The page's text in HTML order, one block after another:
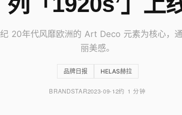
20年代风靡欧洲的 Art Deco 元素为核心，
丽美感。
品牌日报 HELAS赫拉
BRANDSTAR2023-09-12约 1 分钟